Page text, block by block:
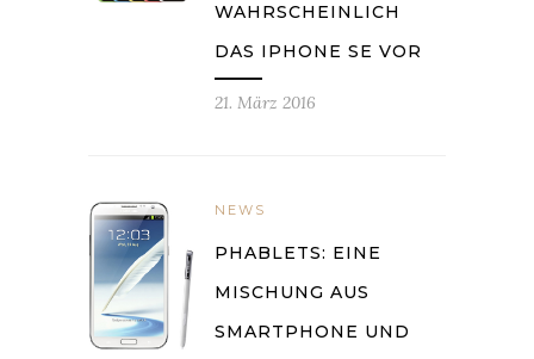
WAHRSCHEINLICH
DAS IPHONE SE VOR
21. März 2016
NEWS
PHABLETS: EINE
MISCHUNG AUS
SMARTPHONE UND